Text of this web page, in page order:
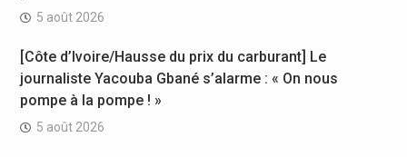
5 août 2026
[Côte d’Ivoire/Hausse du prix du carburant] Le
journaliste Yacouba Gbané s’alarme : « On nous
pompe à la pompe ! »
5 août 2026